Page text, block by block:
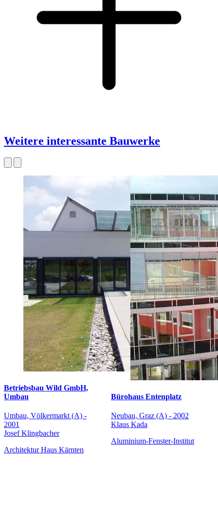
Weitere interessante Bauwerke
Betriebsbau Wild GmbH,
Umbau
Umbau, Völkermarkt (A) -
2001
Josef Klingbacher
Architektur Haus Kärnten
Bürohaus Entenplatz
Neubau, Graz (A) - 2002
Klaus Kada
Aluminium-Fenster-Institut